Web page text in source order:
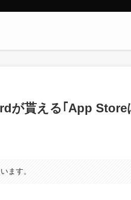
が貰える｢App Store
ます。